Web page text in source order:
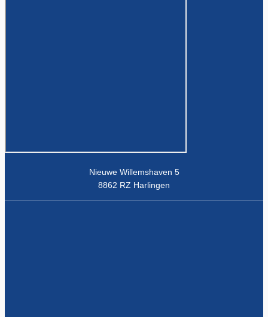
Nieuwe Willemshaven 5
8862 RZ Harlingen